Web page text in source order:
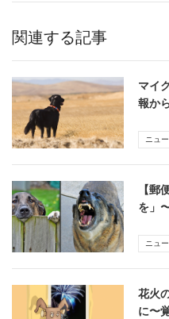
関連する記事
マイ
報か
ニュ
【郵
を」
ニュ
花火
に〜